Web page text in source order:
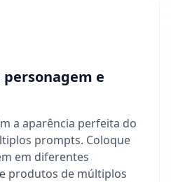
personagem e
a aparência perfeita do
prompts. Coloque
em diferentes
produtos de múltiplos